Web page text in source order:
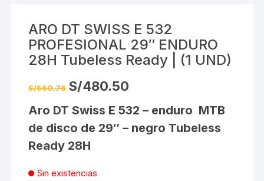
ARO DT SWISS E 532
PROFESIONAL 29″ ENDURO
28H Tubeless Ready | (1 UND)
S/560.76 El
precio
era:
S/480.50
es:
Aro DT Swiss E 532 – enduro MTB
de disco de 29″ – negro Tubeless
Ready 28H
Sin existencias